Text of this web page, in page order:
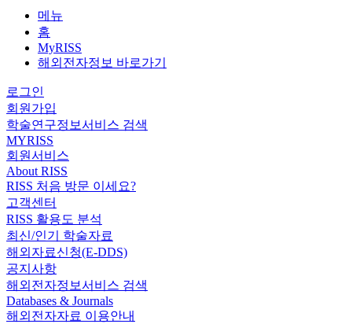
메뉴
홈
MyRISS
해외전자정보 바로가기
로그인
회원가입
학술연구정보서비스 검색
MYRISS
회원서비스
About RISS
RISS 처음 방문 이세요?
고객센터
RISS 활용도 분석
최신/인기 학술자료
해외자료신청(E-DDS)
공지사항
해외전자정보서비스 검색
Databases & Journals
해외전자자료 이용안내